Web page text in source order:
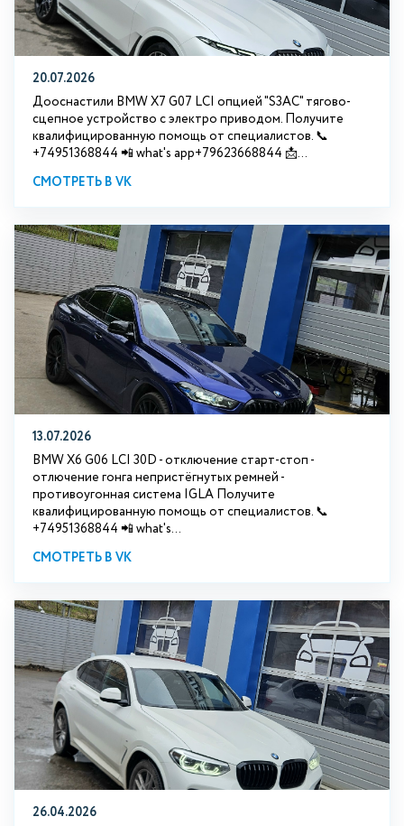
20.07.2026
Дооснастили BMW Х7 G07 LCI опцией "S3АС" тягово-
сцепное устройство с электро приводом. Получите
квалифицированную помощь от специалистов. 📞
+74951368844 📲 what's app+79623668844 📩...
СМОТРЕТЬ В VK
13.07.2026
BMW X6 G06 LCI 30D - отключение старт-стоп -
отлючение гонга непристёгнутых ремней -
противоугонная система IGLA Получите
квалифицированную помощь от специалистов. 📞
+74951368844 📲 what's...
СМОТРЕТЬ В VK
26.04.2026